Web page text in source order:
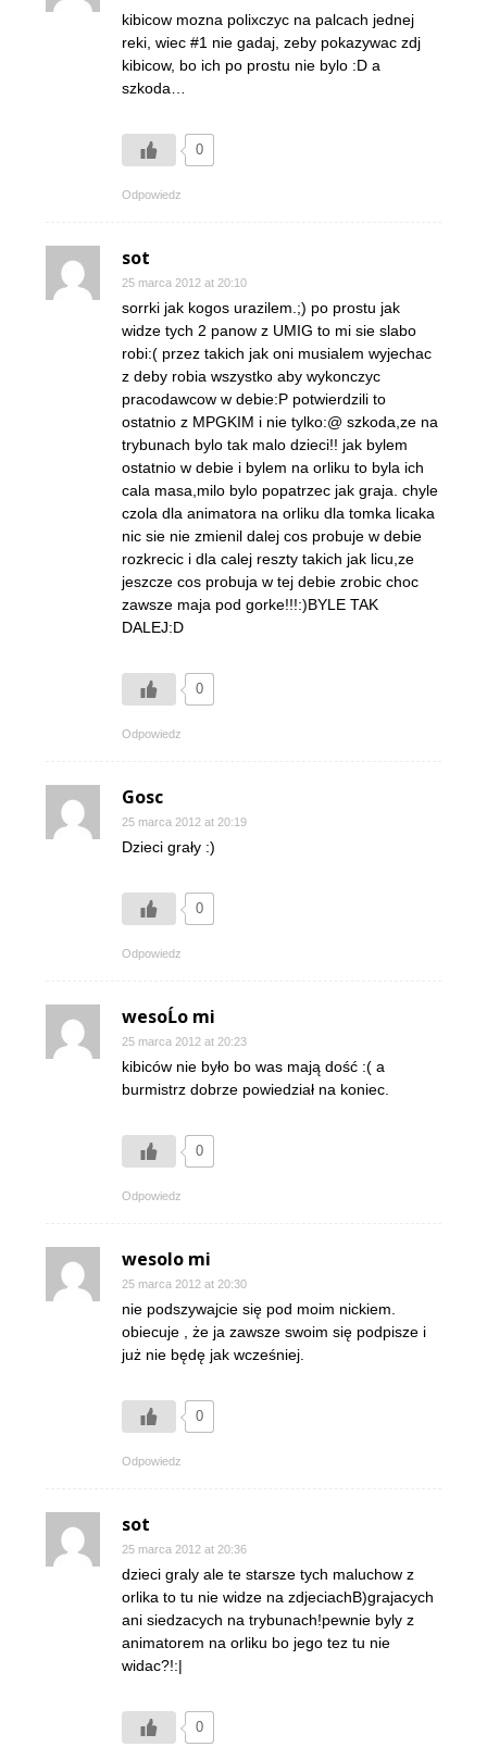
kibicow mozna polixczyc na palcach jednej
reki, wiec #1 nie gadaj, zeby pokazywac zdj
kibicow, bo ich po prostu nie bylo :D a
szkoda…
0
Odpowiedz
sot
25 marca 2012 at 20:10
sorrki jak kogos urazilem.;) po prostu jak
widze tych 2 panow z UMIG to mi sie slabo
robi:( przez takich jak oni musialem wyjechac
z deby robia wszystko aby wykonczyc
pracodawcow w debie:P potwierdzili to
ostatnio z MPGKIM i nie tylko:@ szkoda,ze na
trybunach bylo tak malo dzieci!! jak bylem
ostatnio w debie i bylem na orliku to byla ich
cala masa,milo bylo popatrzec jak graja. chyle
czola dla animatora na orliku dla tomka licaka
nic sie nie zmienil dalej cos probuje w debie
rozkrecic i dla calej reszty takich jak licu,ze
jeszcze cos probuja w tej debie zrobic choc
zawsze maja pod gorke!!!:)BYLE TAK
DALEJ:D
0
Odpowiedz
Gosc
25 marca 2012 at 20:19
Dzieci grały :)
0
Odpowiedz
wesoĹo mi
25 marca 2012 at 20:23
kibiców nie było bo was mają dość :( a
burmistrz dobrze powiedział na koniec.
0
Odpowiedz
wesolo mi
25 marca 2012 at 20:30
nie podszywajcie się pod moim nickiem.
obiecuje , że ja zawsze swoim się podpisze i
już nie będę jak wcześniej.
0
Odpowiedz
sot
25 marca 2012 at 20:36
dzieci graly ale te starsze tych maluchow z
orlika to tu nie widze na zdjeciachB)grajacych
ani siedzacych na trybunach!pewnie byly z
animatorem na orliku bo jego tez tu nie
widac?!:|
0